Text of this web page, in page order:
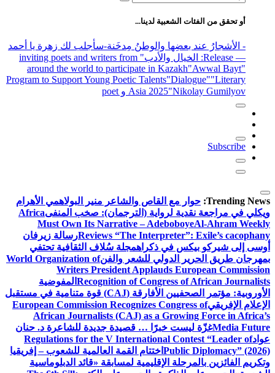
أو تحقق من الفئات الشعبية لدينا...
- الأشجارُ عند بعضِها والوطنُ مِدخَنة-سأجلب لك زهرة يا أحمد
— Release
: الخيال والأدب
" inviting poets and writers from
around the world to participate in Kazakh"Awwal Bayt"
Program to Support Young Poetic Talents"Dialogue""Literary
Asia 2025"Nikolay Gumilyov و poet
Subscribe
Trending News: حوار مع القاص والشاعر منير البولاهمي الأهرام
ويكلي في مراجعة نقدية لرواية (الترجمان): صخب المنفىAfrica
Must Own Its Narrative – AdeboboyeAl-Ahram Weekly
Reviews “The Interpreter”: Exile’s cacophanyرسالة زيرفان
أوسى إلى شيركو بيكس في ذكراهمجلة سُلاف الثقافية تحتفي
بمهرجان طريق الحرير الدولي للشعر والفنWorld Organization of
Writers President Applauds European Commission
Recognition of Congress of African Journalists المفوضية
الأوروبية: مؤتمر الصحفيين الأفارقة (CAJ) قوة متنامية في مستقبل
الإعلام الإفريقيEuropean Commission Recognizes Congress of
African Journalists (CAJ) as a Growing Force in Africa’s
Media Futureغزّة ليست خبرًا … قصيدة جديدة للشاعرة د. حنان
عوادRegulations for the V International Contest “Leader of
Public Diplomacy” (2026) اختتام القمة العالمية للشعوب – إفريقيا
وتكريم الفائزين بالمرحلة الإقليمية لمسابقة «قائد الدبلوماسية